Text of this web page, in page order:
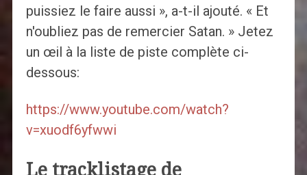
puissiez le faire aussi », a-t-il ajouté. « Et
n'oubliez pas de remercier Satan. » Jetez
un œil à la liste de piste complète ci-
dessous:
https://www.youtube.com/watch?
v=xuodf6yfwwi
Le tracklistage de